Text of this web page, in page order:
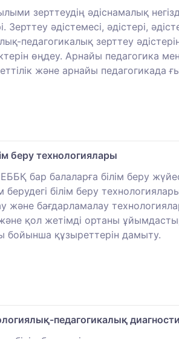
зерттеудің әдіснамалық
әдістемесі, әдістері,
педагогикалық зерттеу
өңдеу. Арнайы педагогика
және арнайы педагогикада
беру технологиялары
бар балаларға білім беру
білім беру
және бағдарламалау
қол жетімді ортаны
бойынша құзыреттерін дамыту.
педагогикалық